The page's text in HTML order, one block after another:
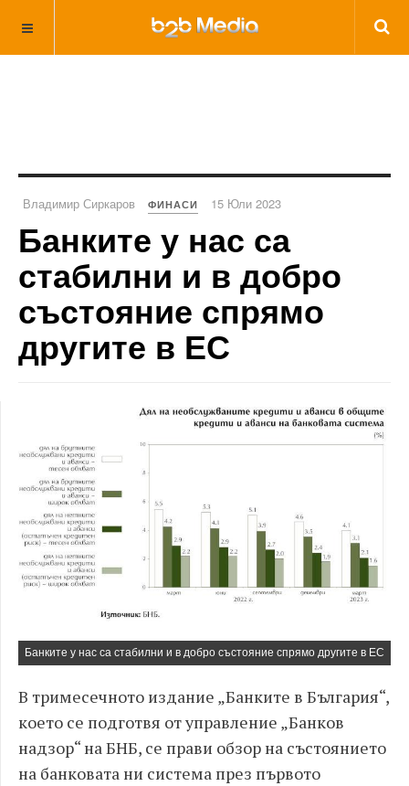
Владимир Сиркаров ФИНАСИ 15 Юли 2023
Банките у нас са
стабилни и в добро
състояние спрямо
другите в ЕС
Банките у нас са стабилни и в добро състояние спрямо другите в ЕС
В тримесечното издание „Банките в България“,
което се подготвя от управление „Банков
надзор“ на БНБ, се прави обзор на състоянието
на банковата ни система през първото